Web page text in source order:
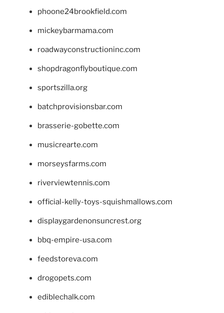
phoone24brookfield.com
mickeybarmama.com
roadwayconstructioninc.com
shopdragonflyboutique.com
sportszilla.org
batchprovisionsbar.com
brasserie-gobette.com
musicrearte.com
morseysfarms.com
riverviewtennis.com
official-kelly-toys-squishmallows.com
displaygardenonsuncrest.org
bbq-empire-usa.com
feedstoreva.com
drogopets.com
ediblechalk.com